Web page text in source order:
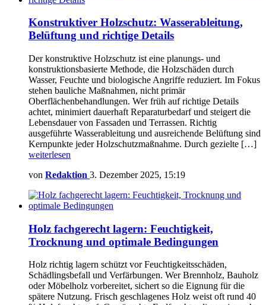
Konstruktiver Holzschutz: Wasserableitung,
Belüftung und richtige Details
Der konstruktive Holzschutz ist eine planungs- und
konstruktionsbasierte Methode, die Holzschäden durch
Wasser, Feuchte und biologische Angriffe reduziert. Im Fokus
stehen bauliche Maßnahmen, nicht primär
Oberflächenbehandlungen. Wer früh auf richtige Details
achtet, minimiert dauerhaft Reparaturbedarf und steigert die
Lebensdauer von Fassaden und Terrassen. Richtig
ausgeführte Wasserableitung und ausreichende Belüftung sind
Kernpunkte jeder Holzschutzmaßnahme. Durch gezielte […]
weiterlesen
von Redaktion 3. Dezember 2025, 15:19
Holz fachgerecht lagern: Feuchtigkeit,
Trocknung und optimale Bedingungen
Holz richtig lagern schützt vor Feuchtigkeitsschäden,
Schädlingsbefall und Verfärbungen. Wer Brennholz, Bauholz
oder Möbelholz vorbereitet, sichert so die Eignung für die
spätere Nutzung. Frisch geschlagenes Holz weist oft rund 40